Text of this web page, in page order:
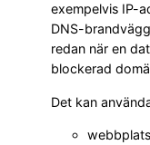
exempelvis IP-
DNS-
redan när en
blockerad
Det kan